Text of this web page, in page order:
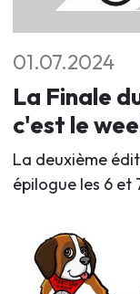
01.07.2024
La Finale
c'est le
La deuxième
épilogue les 6 et